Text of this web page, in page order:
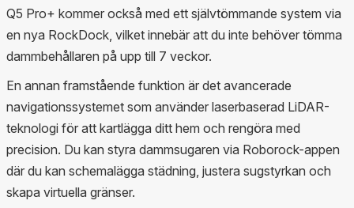
Q5 Pro+ kommer också med ett självtömmande system via
en nya RockDock, vilket innebär att du inte behöver tömma
dammbehållaren på upp till 7 veckor.
En annan framstående funktion är det avancerade
navigationssystemet som använder laserbaserad LiDAR-
teknologi för att kartlägga ditt hem och rengöra med
precision. Du kan styra dammsugaren via Roborock-appen
där du kan schemalägga städning, justera sugstyrkan och
skapa virtuella gränser.